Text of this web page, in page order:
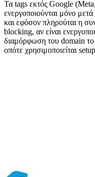
Τα tags εκτός Google
ενεργοποιούνται μόνο
και εφόσον πληρούται η
blocking, αν είναι
διαμόρφωση του domain το
οπότε χρησιμοποιείται
Λίστα ελέγχου δοκιμών